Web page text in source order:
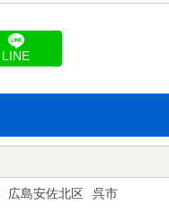
LINE
広島安佐北区
呉市